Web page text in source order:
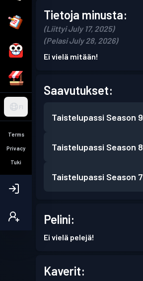
FI
Terms
Privacy
Tuki
Tietoja minusta:
(Liittyi July 17, 2025)
(Pelasi July 28, 2026)
Ei vielä mitään!
Saavutukset:
Taistelupassi Season 9
Taistelupassi Season 8
Taistelupassi Season 7
Pelini:
Ei vielä pelejä!
Kaverit: